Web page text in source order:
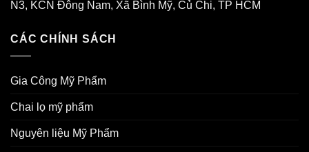
N3, KCN Đông Nam, Xã Bình Mỹ, Củ Chi, TP HCM
CÁC CHÍNH SÁCH
Gia Công Mỹ Phẩm
Chai lọ mỹ phẩm
Nguyên liệu Mỹ Phẩm